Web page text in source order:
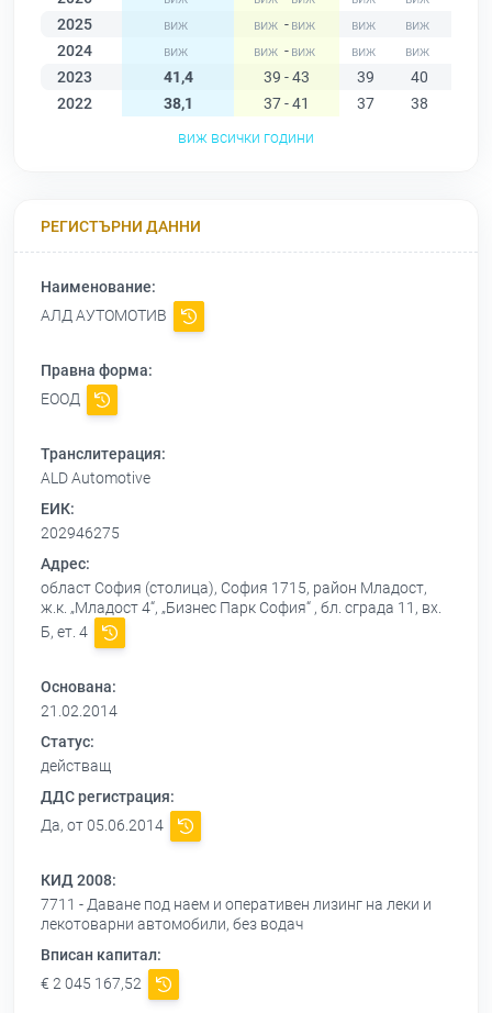
2025
-
2024
-
2023
41,4 39 - 43 39 40
2022
38,1 37 - 41 37 38
виж всички години
РЕГИСТЪРНИ ДАННИ
Наименование:
АЛД АУТОМОТИВ
Правна форма:
ЕООД
Транслитерация:
ALD Automotive
ЕИК:
202946275
Адрес:
област София (столица), София 1715, район Младост,
ж.к. „Младост 4“, „Бизнес Парк София“ , бл. сграда 11, вх.
Б, ет. 4
Основана:
21.02.2014
Статус:
действащ
ДДС регистрация:
Да, от 05.06.2014
КИД 2008:
7711 - Даване под наем и оперативен лизинг на леки и
лекотоварни автомобили, без водач
Вписан капитал:
€ 2 045 167,52